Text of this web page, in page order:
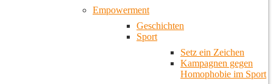
Empowerment
Geschichten
Sport
Setz ein Zeichen
Kampagnen gegen
Homophobie im Sport